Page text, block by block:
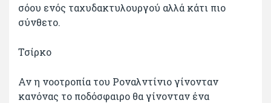
σόου ενός ταχυδακτυλουργού αλλά κάτι πιο
σύνθετο.
Τσίρκο
Αν η νοοτροπία του Ροναλντίνιο γίνονταν
κανόνας το ποδόσφαιρο θα γίνονταν ένα